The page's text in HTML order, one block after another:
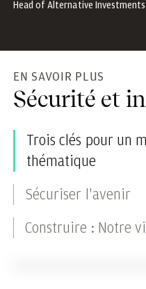
Head of Alternative
EN SAVOIR PLUS
Sécurité et
Trois clés pour un
thématique
Sécuriser l'avenir
Construire : Notre